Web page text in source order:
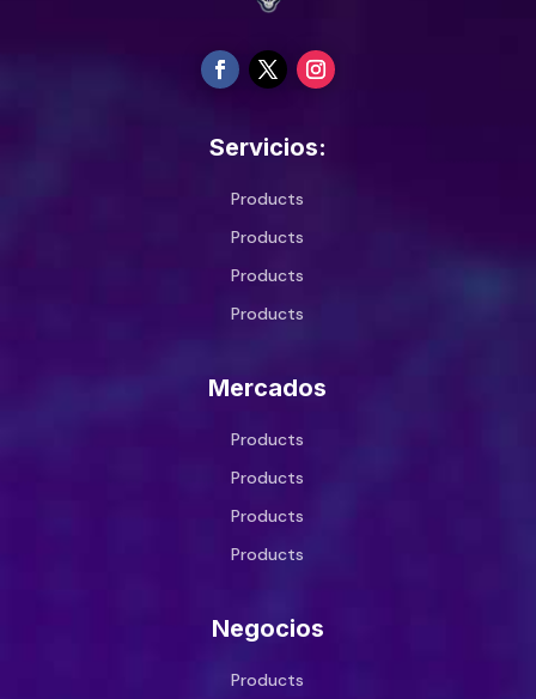
Servicios:
Products
Products
Products
Products
Mercados
Products
Products
Products
Products
Negocios
Products